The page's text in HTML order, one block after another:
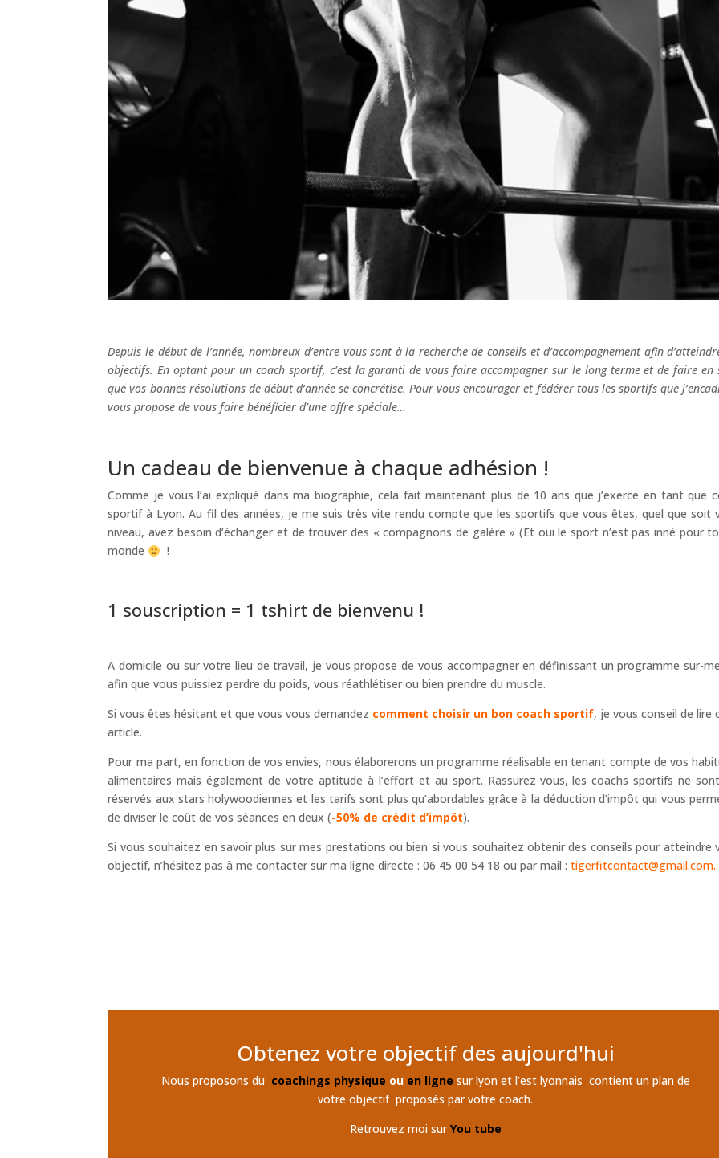
Depuis le début de l’année, nombreux d’entre vous sont à la recherche de conseils et d’accompagnement afin
objectifs. En optant pour un coach sportif, c’est la garanti de vous faire accompagner sur le long terme et de faire en
que vos bonnes résolutions de début d’année se concrétise. Pour vous encourager et fédérer tous les sportifs que
vous propose de vous faire bénéficier d’une offre spéciale…
Un cadeau de bienvenue à chaque adhésion !
Comme je vous l’ai expliqué dans ma biographie, cela fait maintenant plus de 10 ans que j’exerce en tant que
sportif à Lyon. Au fil des années, je me suis très vite rendu compte que les sportifs que vous êtes, quel que soit
niveau, avez besoin d’échanger et de trouver des « compagnons de galère » (Et oui le sport n’est pas inné pour
monde
!
1 souscription = 1 tshirt de bienvenu !
A domicile ou sur votre lieu de travail, je vous propose de vous accompagner en définissant un programme sur-
afin que vous puissiez perdre du poids, vous réathlétiser ou bien prendre du muscle.
Si vous êtes hésitant et que vous vous demandez comment choisir un bon coach sportif, je vous conseil de lire
article.
Pour ma part, en fonction de vos envies, nous élaborerons un programme réalisable en tenant compte de vos
alimentaires mais également de votre aptitude à l’effort et au sport. Rassurez-vous, les coachs sportifs ne
réservés aux stars holywoodiennes et les tarifs sont plus qu’abordables grâce à la déduction d’impôt qui vous
de diviser le coût de vos séances en deux (-50% de crédit d’impôt).
Si vous souhaitez en savoir plus sur mes prestations ou bien si vous souhaitez obtenir des conseils pour atteindre
objectif, n’hésitez pas à me contacter sur ma ligne directe : 06 45 00 54 18 ou par mail :tigerfitcontact@gmail.com.
Obtenez votre objectif des aujourd'hui
Nous proposons du coachings physique ouen ligne sur lyon et l’est lyonnais contient un plan de
votre objectif proposés par votre coach.
Retrouvez moi surYou tube